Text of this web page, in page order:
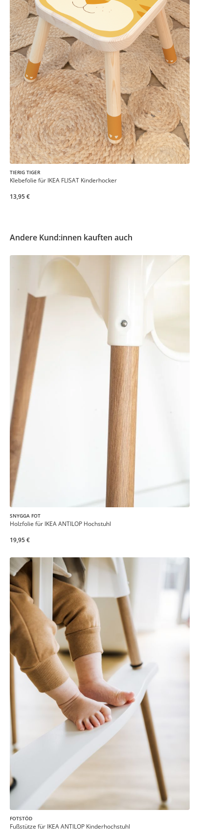
TIERIG TIGER
Klebefolie für IKEA FLISAT Kinderhocker
13,95 €
Andere Kund:innen kauften auch
SNYGGA FOT
Holzfolie für IKEA ANTILOP Hochstuhl
19,95 €
FOTSTÖD
Fußstütze für IKEA ANTILOP Kinderhochstuhl